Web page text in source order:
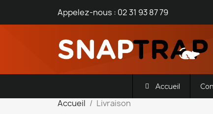
Appelez-nous : 02 31 93 87 79
Accueil
Accueil Livraison